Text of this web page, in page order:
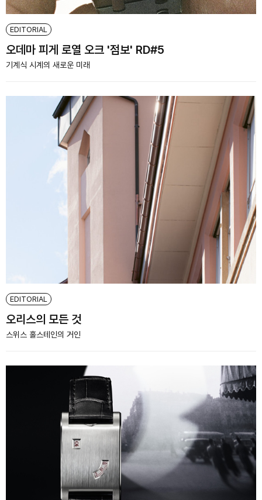
EDITORIAL
오데마 피게 로열 오크 '점보' RD#5
기계식 시계의 새로운 미래
EDITORIAL
오리스의 모든 것
스위스 홀스테인의 거인